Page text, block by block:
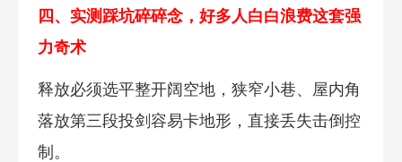
四、实测踩坑碎碎念，好多人白白浪费这套强
力奇术
释放必须选平整开阔空地，狭窄小巷、屋内角
落放第三段投剑容易卡地形，直接丢失击倒控
制。